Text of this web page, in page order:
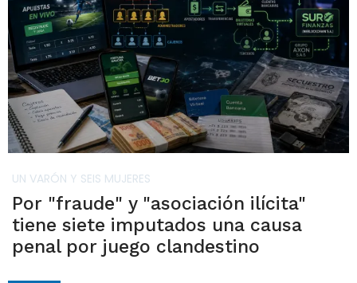
UN VARÓN Y SEIS MUJERES
Por "fraude" y "asociación ilícita"
tiene siete imputados una causa
penal por juego clandestino